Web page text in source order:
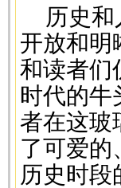
历史
开放和明
和读者们
时代的牛
者在这玻
了可爱的
历史时段